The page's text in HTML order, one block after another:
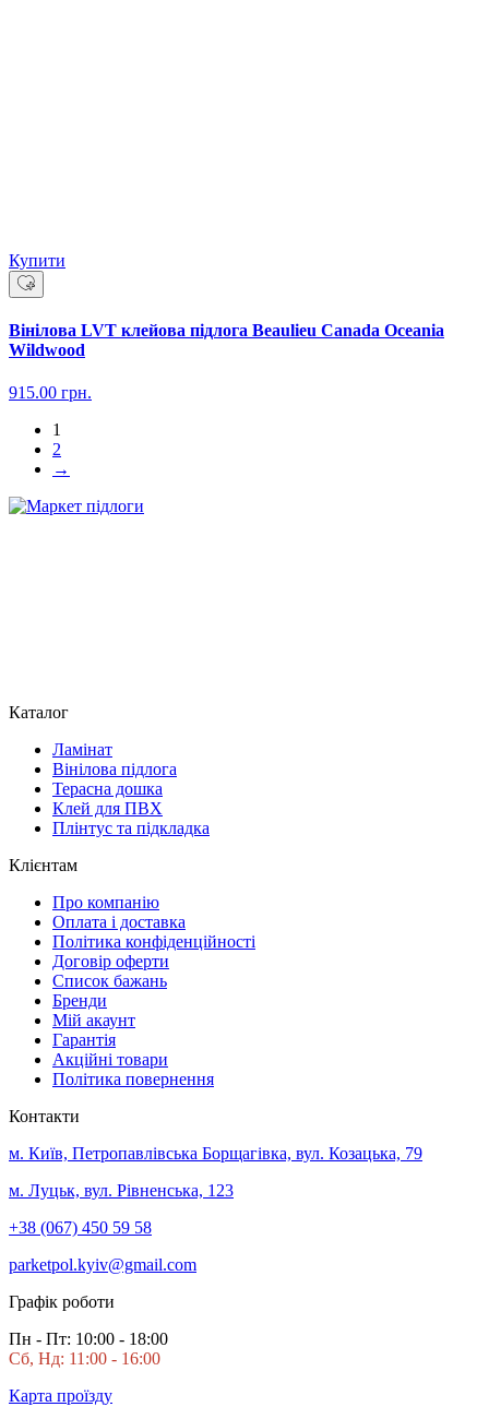
Купити
Вінілова LVT клейова підлога Beaulieu Canada Oceania
Wildwood
915.00 грн.
1
2
→
Каталог
Ламінат
Вінілова підлога
Терасна дошка
Клей для ПВХ
Плінтус та підкладка
Клієнтам
Про компанію
Оплата і доставка
Політика конфіденційності
Договір оферти
Список бажань
Бренди
Мій акаунт
Гарантія
Акційні товари
Політика повернення
Контакти
м. Київ, Петропавлівська Борщагівка, вул. Козацька, 79
м. Луцьк, вул. Рівненська, 123
+38 (067) 450 59 58
parketpol.kyiv@gmail.com
Графік роботи
Пн - Пт: 10:00 - 18:00
Сб, Нд: 11:00 - 16:00
Карта проїзду